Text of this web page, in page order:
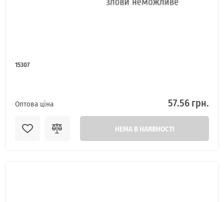
15307
Оптова ціна 57.56 грн.
НЕМА В НАЯВНОСТІ